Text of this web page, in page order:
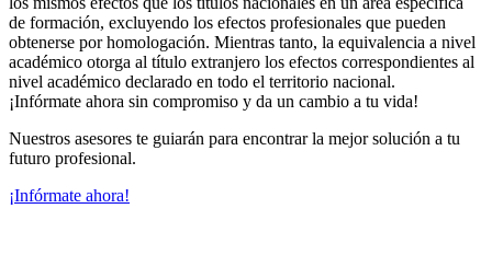
de formación, excluyendo los efectos profesionales que pueden
obtenerse por homologación. Mientras tanto, la equivalencia a nivel
académico otorga al título extranjero los efectos correspondientes al
nivel académico declarado en todo el territorio nacional.
¡Infórmate ahora sin compromiso y da un cambio a tu vida!
Nuestros asesores te guiarán para encontrar la mejor solución a tu
futuro profesional.
¡Infórmate ahora!